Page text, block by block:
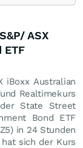
ASX
ETF
iBoxx Australian
Realtimekurs
State Street
Bond ETF
in 24 Stunden
sich der Kurs